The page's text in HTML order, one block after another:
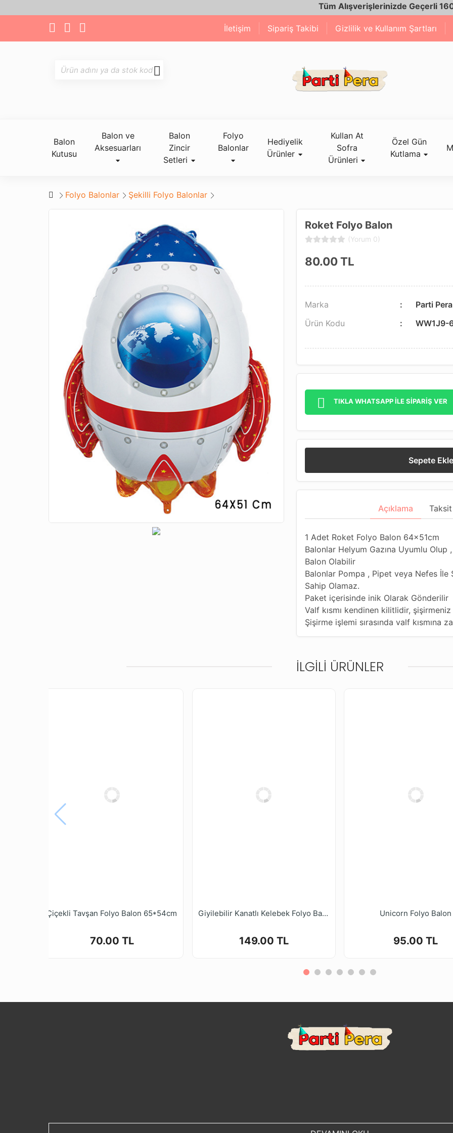
Tüm Alışverişlerinizde Geçerli 1600 TL
İletişim Sipariş Takibi Gizlilik ve Kullanım Şartları
Balon
Kutusu
Balon ve
Aksesuarları
Balon
Zincir
Setleri
Folyo
Balonlar
Hediyelik
Ürünler
Kullan At
Sofra
Ürünleri
Özel Gün
Kutlama
Folyo Balonlar Şekilli Folyo Balonlar
Roket Folyo Balon
(Yorum 0)
80.00TL
Marka
Parti Pera
Ürün Kodu
WW1J9-
TIKLA WHATSAPP İLE SİPARİŞ VER
Sepete
Açıklama
1 Adet Roket Folyo Balon 64x51cm
Balonlar Helyum Gazına Uyumlu
Balon Olabilir
Balonlar Pompa , Pipet veya Nefes
Sahip Olamaz.
Paket içerisinde inik Olarak Gönderilir
Valf kısmı kendinen kilitlidir,
Şişirme işlemi sırasında valf
İLGILI ÜRÜNLER
Çiçekli Tavşan Folyo Balon 65*54cm
70.00 TL
Giyilebilir Kanatlı Kelebek Folyo Balon 125*90cm
149.00 TL
Unicorn Folyo Balon
95.00 TL